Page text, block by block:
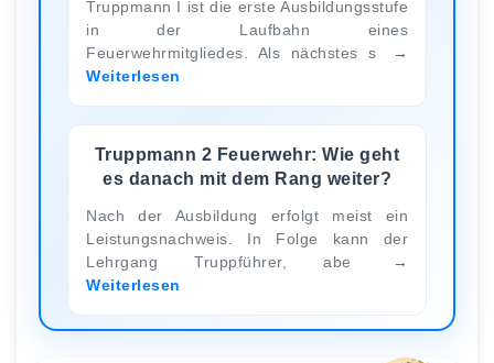
Truppmann I ist die erste Ausbildungsstufe
in der Laufbahn eines
Feuerwehrmitgliedes. Als nächstes s
Weiterlesen
Truppmann 2 Feuerwehr: Wie geht
es danach mit dem Rang weiter?
Nach der Ausbildung erfolgt meist ein
Leistungsnachweis. In Folge kann der
Lehrgang Truppführer, abe
Weiterlesen